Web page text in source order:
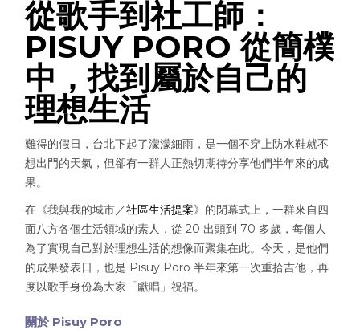
從歌手到社工師：
PISUY PORO 從簡樸
中，找到屬於自己的
理想生活
難得的假日，台北下起了濛濛細雨，是一個不穿上防水鞋就不
想出門的天氣，但卻有一群人正熱切期待分享他們半年來的成
果。
在《我與我的城市／社區生活提案》的閉幕式上，一群來自四
面八方各個生活領域的素人，從 20 出頭到 70 多歲，每個人
為了實現自己對於理想生活的想像而聚集在此。今天，是他們
的成果發表日，也是 Pisuy Poro 半年來第一次重拾吉他，再
度以歌手身份為大家「獻唱」祝福。
關於 Pisuy Poro